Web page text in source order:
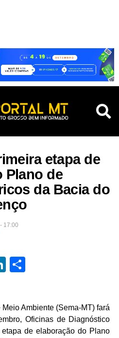
etapa de
Plano de
da Bacia do
17:00
LinkedIn
Ambiente (Sema-MT) fará
Oficinas de Diagnóstico
de elaboração do Plano